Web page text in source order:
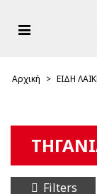
Αρχική > ΕΙΔΗ
Filters